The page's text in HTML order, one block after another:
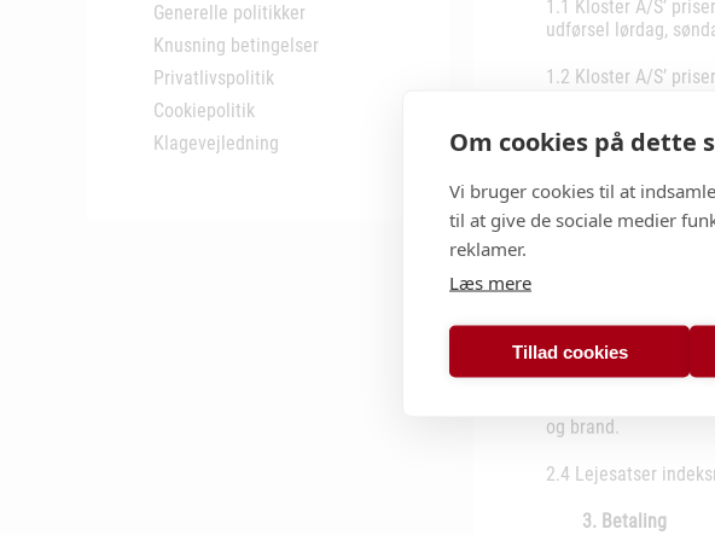
Generelle politikker
Knusning betingelser
Privatlivspolitik
Cookiepolitik
Klagevejledning
1.1 Kloster A/S’
udførsel lørdag,
1.2 Kloster A/S’
fremsende
2. Leje
2.1 Lejet materiel
kunne tømmes
2.2 Lejeren har pligt
aftalens ophør
2.3 Lejeren er
og brand.
2.4 Lejesatser
3. Betaling
Om cookies på dette
Vi bruger cookies til at
til at give de sociale medier
reklamer.
Læs mere
Tillad cookies